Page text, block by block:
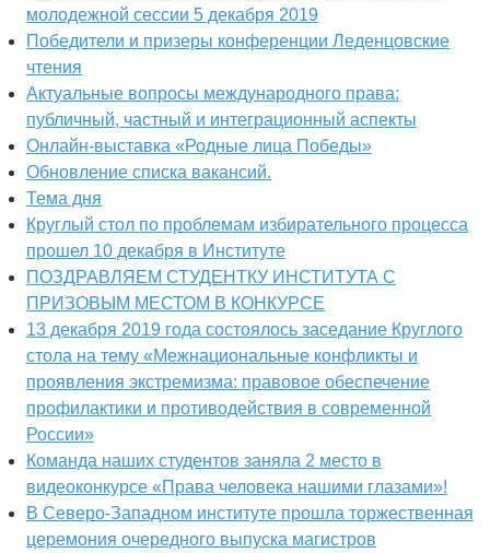
молодежной сессии 5 декабря 2019
Победители и призеры конференции Леденцовские
чтения
Актуальные вопросы международного права:
публичный, частный и интеграционный аспекты
Онлайн-выставка «Родные лица Победы»
Обновление списка вакансий.
Тема дня
Круглый стол по проблемам избирательного процесса
прошел 10 декабря в Институте
ПОЗДРАВЛЯЕМ СТУДЕНТКУ ИНСТИТУТА С
ПРИЗОВЫМ МЕСТОМ В КОНКУРСЕ
13 декабря 2019 года состоялось заседание Круглого
стола на тему «Межнациональные конфликты и
проявления экстремизма: правовое обеспечение
профилактики и противодействия в современной
России»
Команда наших студентов заняла 2 место в
видеоконкурсе «Права человека нашими глазами»!
В Северо-Западном институте прошла торжественная
церемония очередного выпуска магистров